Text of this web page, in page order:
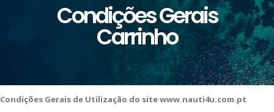
Condições Gerais
Carrinho
Condições Gerais de Utilização do site www.nauti4u.com.pt